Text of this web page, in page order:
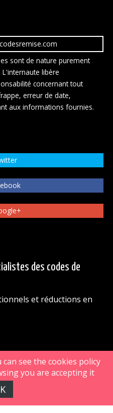
sont de nature purement
libère
concernant tout
erreur de date,
aux informations fournies.
des codes de
et réductions en
2018
see the cookies policy
you are accepting it